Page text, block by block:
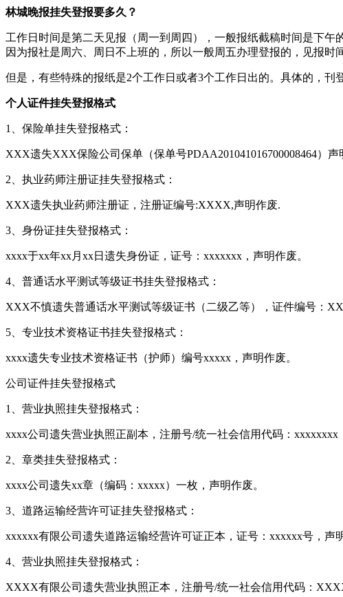
林城晚报挂失登报要多久？
工作日时间是第二天见报（周一到周四），一般报纸截稿时间是下午
因为报社是周六、周日不上班的，所以一般周五办理登报的，见报
但是，有些特殊的报纸是2个工作日或者3个工作日出的。具体的，刊
个人证件挂失登报格式
1、保险单挂失登报格式：
XXX遗失XXX保险公司保单（保单号PDAA201041016700008464）声
2、执业药师注册证挂失登报格式：
XXX遗失执业药师注册证，注册证编号:XXXX,声明作废.
3、身份证挂失登报格式：
xxxx于xx年xx月xx日遗失身份证，证号：xxxxxxx，声明作废。
4、普通话水平测试等级证书挂失登报格式：
XXX不慎遗失普通话水平测试等级证书（二级乙等），证件编号：
5、专业技术资格证书挂失登报格式：
xxxx遗失专业技术资格证书（护师）编号xxxxx，声明作废。
公司证件挂失登报格式
1、营业执照挂失登报格式：
xxxx公司遗失营业执照正副本，注册号/统一社会信用代码：xxxxxxxx
2、章类挂失登报格式：
xxxx公司遗失xx章（编码：xxxxx）一枚，声明作废。
3、道路运输经营许可证挂失登报格式：
xxxxxx有限公司遗失道路运输经营许可证正本，证号：xxxxxx号，声
4、营业执照挂失登报格式：
XXXX有限公司遗失营业执照正本，注册号/统一社会信用代码：